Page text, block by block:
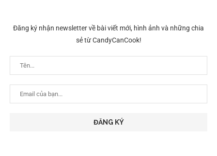
Đăng ký nhận newsletter về bài viết mới, hình ảnh và những chia
sẻ từ CandyCanCook!